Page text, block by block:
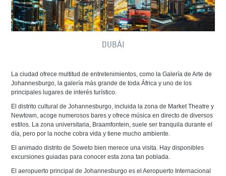
DUBÁI
La ciudad ofrece multitud de entretenimientos, como la Galería de Arte de
Johannesburgo, la galería más grande de toda África y uno de los
principales lugares de interés turístico.
El distrito cultural de Johannesburgo, incluida la zona de Market Theatre y
Newtown, acoge numerosos bares y ofrece música en directo de diversos
estilos. La zona universitaria, Braamfontein, suele ser tranquila durante el
día, pero por la noche cobra vida y tiene mucho ambiente.
El animado distrito de Soweto bien merece una visita. Hay disponibles
excursiones guiadas para conocer esta zona tan poblada.
El aeropuerto principal de Johannesburgo es el Aeropuerto Internacional